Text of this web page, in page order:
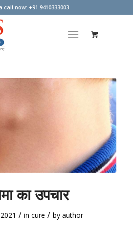
call now: +91 9410333003
का उपचार
/ incure / byauthor